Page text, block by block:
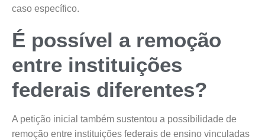
caso específico.
É possível a remoção
entre instituições
federais diferentes?
A petição inicial também sustentou a possibilidade de
remoção entre instituições federais de ensino vinculadas